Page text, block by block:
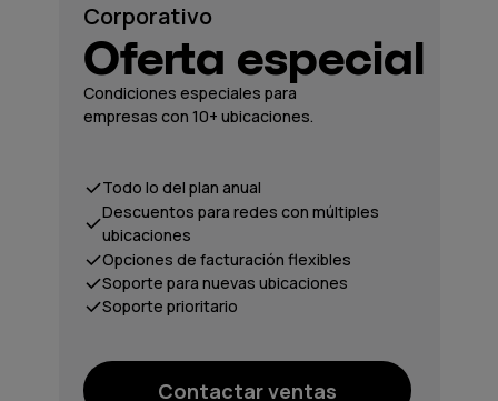
Corporativo
Oferta especial
Condiciones especiales para
empresas con 10+ ubicaciones.
Contactar ventas
Todo lo del plan anual
Descuentos para redes con múltiples
ubicaciones
Opciones de facturación flexibles
Soporte para nuevas ubicaciones
Soporte prioritario